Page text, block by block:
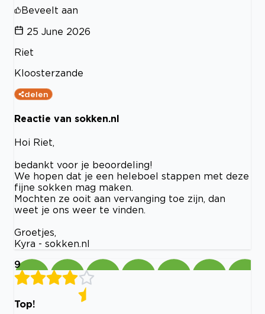
Beveelt aan
25 June 2026
Riet
Kloosterzande
delen
Reactie van sokken.nl
Hoi Riet,
bedankt voor je beoordeling!
We hopen dat je een heleboel stappen met deze
fijne sokken mag maken.
Mochten ze ooit aan vervanging toe zijn, dan
weet je ons weer te vinden.
Groetjes,
Kyra - sokken.nl
9
Top!